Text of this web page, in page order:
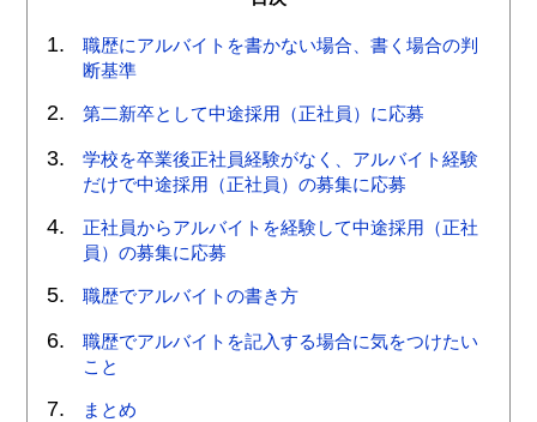
職歴にアルバイトを書かない場合、書く場合の判
断基準
第二新卒として中途採用（正社員）に応募
学校を卒業後正社員経験がなく、アルバイト経験
だけで中途採用（正社員）の募集に応募
正社員からアルバイトを経験して中途採用（正社
員）の募集に応募
職歴でアルバイトの書き方
職歴でアルバイトを記入する場合に気をつけたい
こと
まとめ